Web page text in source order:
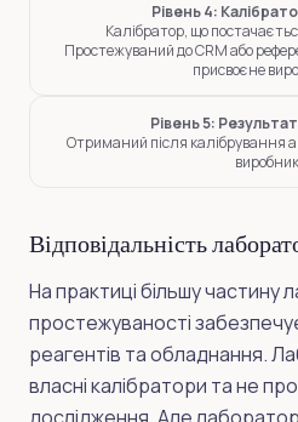
Рівень 4:
Калібратор, що
Простежуваний до CRM або
присвоєне
Рівень 5:
Отриманий після калібрування
Відповідальність
На практиці більшу частину
простежуваності
реагентів та обладнання.
власні калібратори та не